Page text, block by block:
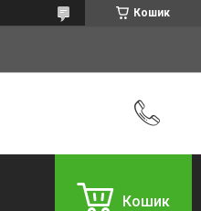
Кошик
Кошик